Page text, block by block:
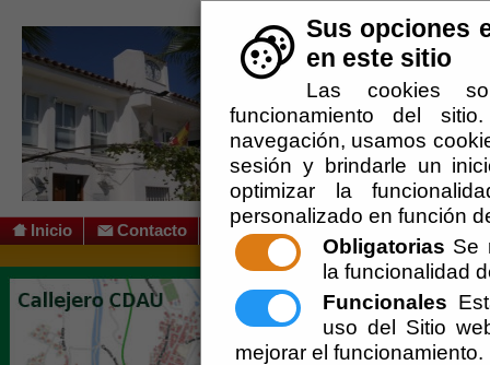
Sus opciones
en este sitio
Las cookies
funcionamiento del
navegación, usamos
sesión y brindarle un
optimizar la
personalizado en función
Obligatorias Se
la funcionalidad
Funcionales
uso del Sitio
mejorar el funcionamiento.
Inicio Contacto
Usted se encuentra aquí:Inicio //
Vigente.
Escuchar
Nos complace anunciar la